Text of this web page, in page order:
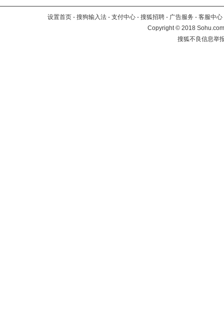
设置首页 - 搜狗输入法 - 支付中心 - 搜狐招聘 - 广告服务 - 客服中心
Copyright©2018
搜狐不良信息举